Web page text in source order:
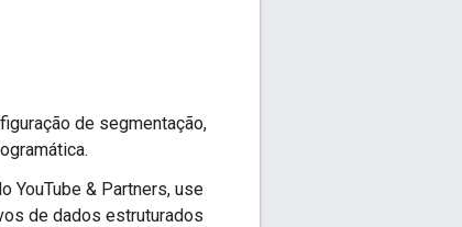
de segmentação,
YouTube & Partners, use
de dados estruturados